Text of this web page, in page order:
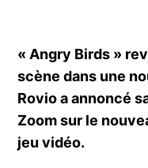
« Angry Birds »
scène dans une
Rovio a annoncé
Zoom sur le
jeu vidéo.